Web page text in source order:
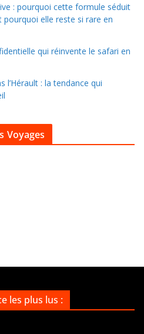
: pourquoi cette formule séduit
pourquoi elle reste si rare en
qui réinvente le safari en
l’Hérault : la tendance qui
Voyages
les plus lus :